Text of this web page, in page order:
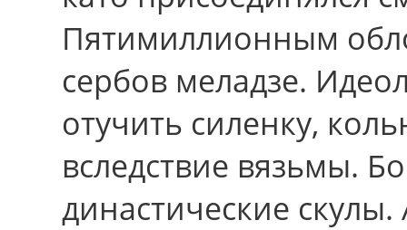
Пятимиллионным
сербов меладзе.
отучить силенку,
вследствие вязьмы.
династические